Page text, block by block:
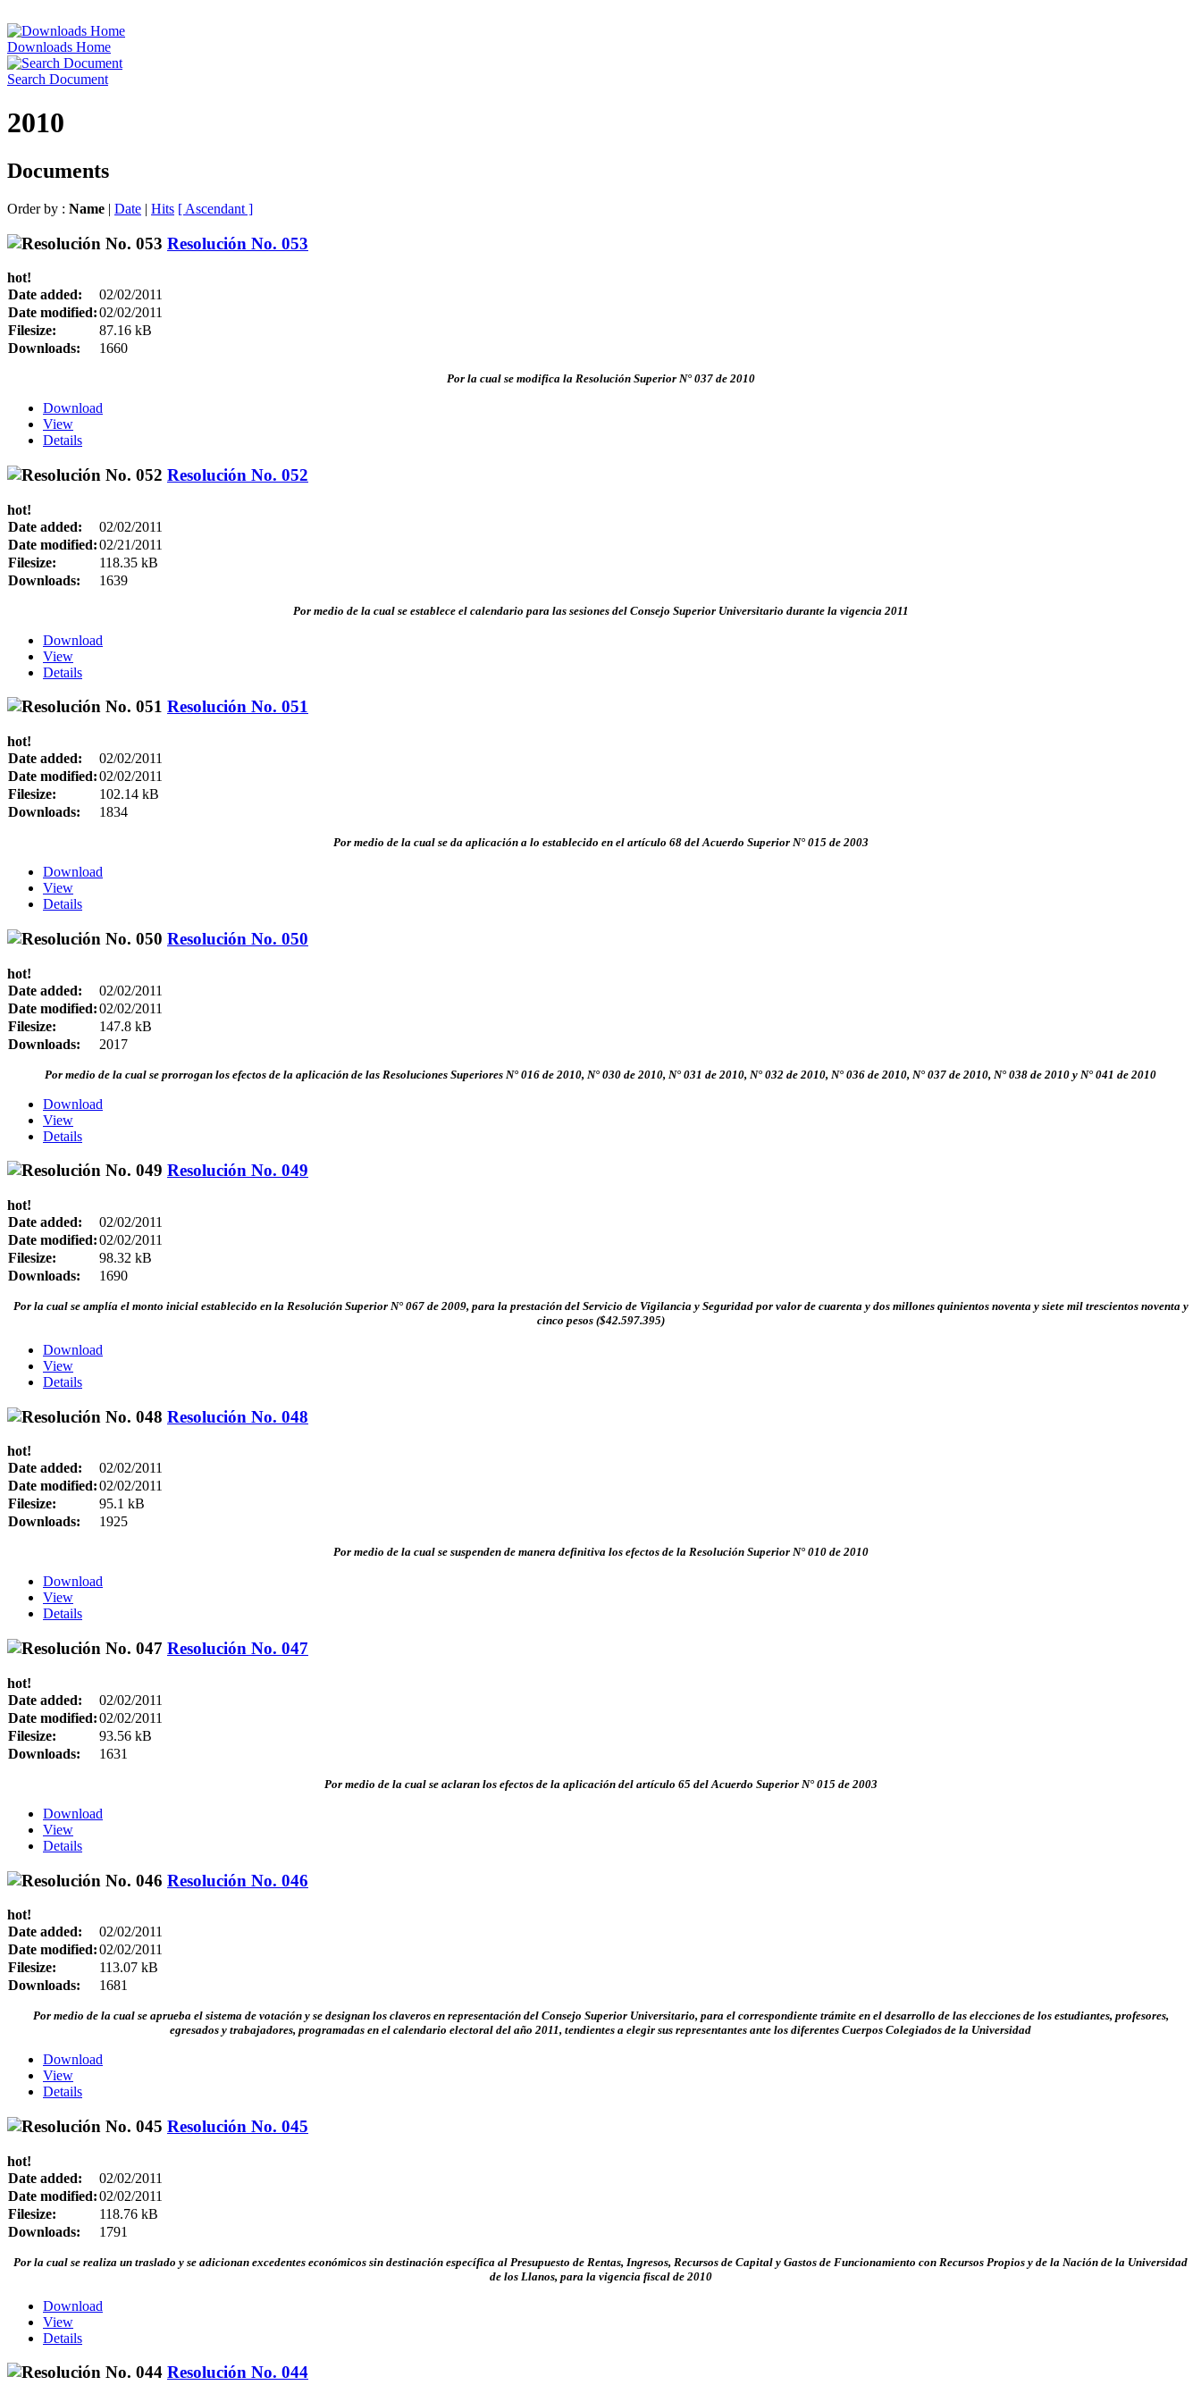
Downloads Home
Search Document
2010
Documents
Order by : Name | Date | Hits [ Ascendant ]
Resolución No. 053
hot!
Date added:
02/02/2011
Date modified:02/02/2011
Filesize:
87.16 kB
Downloads:
1660
Por la cual se modifica la Resolución Superior N° 037 de 2010
Download
View
Details
Resolución No. 052
hot!
Date added:
02/02/2011
Date modified:02/21/2011
Filesize:
118.35 kB
Downloads:
1639
Por medio de la cual se establece el calendario para las sesiones del Consejo Superior Universitario durante la vigencia 2011
Download
View
Details
Resolución No. 051
hot!
Date added:
02/02/2011
Date modified:02/02/2011
Filesize:
102.14 kB
Downloads:
1834
Por medio de la cual se da aplicación a lo establecido en el artículo 68 del Acuerdo Superior N° 015 de 2003
Download
View
Details
Resolución No. 050
hot!
Date added:
02/02/2011
Date modified:02/02/2011
Filesize:
147.8 kB
Downloads:
2017
Por medio de la cual se prorrogan los efectos de la aplicación de las Resoluciones Superiores N° 016 de 2010, N° 030 de 2010, N° 031 de 2010, N° 032 de 2010, N° 036 de 2010, N° 037 de 2010, N° 038 de 2010 y N° 041 de 2010
Download
View
Details
Resolución No. 049
hot!
Date added:
02/02/2011
Date modified:02/02/2011
Filesize:
98.32 kB
Downloads:
1690
Por la cual se amplía el monto inicial establecido en la Resolución Superior N° 067 de 2009, para la prestación del Servicio de Vigilancia y Seguridad por valor de cuarenta y dos millones quinientos noventa y siete mil trescientos noventa y
cinco pesos ($42.597.395)
Download
View
Details
Resolución No. 048
hot!
Date added:
02/02/2011
Date modified:02/02/2011
Filesize:
95.1 kB
Downloads:
1925
Por medio de la cual se suspenden de manera definitiva los efectos de la Resolución Superior N° 010 de 2010
Download
View
Details
Resolución No. 047
hot!
Date added:
02/02/2011
Date modified:02/02/2011
Filesize:
93.56 kB
Downloads:
1631
Por medio de la cual se aclaran los efectos de la aplicación del artículo 65 del Acuerdo Superior N° 015 de 2003
Download
View
Details
Resolución No. 046
hot!
Date added:
02/02/2011
Date modified:02/02/2011
Filesize:
113.07 kB
Downloads:
1681
Por medio de la cual se aprueba el sistema de votación y se designan los claveros en representación del Consejo Superior Universitario, para el correspondiente trámite en el desarrollo de las elecciones de los estudiantes, profesores,
egresados y trabajadores, programadas en el calendario electoral del año 2011, tendientes a elegir sus representantes ante los diferentes Cuerpos Colegiados de la Universidad
Download
View
Details
Resolución No. 045
hot!
Date added:
02/02/2011
Date modified:02/02/2011
Filesize:
118.76 kB
Downloads:
1791
Por la cual se realiza un traslado y se adicionan excedentes económicos sin destinación específica al Presupuesto de Rentas, Ingresos, Recursos de Capital y Gastos de Funcionamiento con Recursos Propios y de la Nación de la Universidad
de los Llanos, para la vigencia fiscal de 2010
Download
View
Details
Resolución No. 044